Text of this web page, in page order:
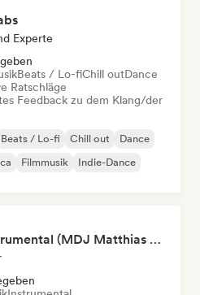
Experte
Beats / Lo-fiChill outDance
Ratschläge
Feedback zu dem Klang/der
Beats / Lo-fi Chill out
Dance
Filmmusik Indie-Dance
Relaxing Instrumental (MDJ Matthias De Jaeger)